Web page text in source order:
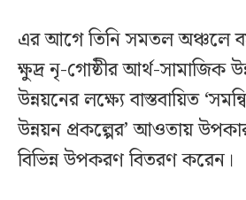
এর আগে তিনি সমতল অঞ্চলে
ক্ষুদ্র নৃ-গোষ্ঠীর আর্থ-সামাজিক
উন্নয়নের লক্ষ্যে বাস্তবায়িত
উন্নয়ন প্রকল্পের’ আওতায়
বিভিন্ন উপকরণ বিতরণ করেন।